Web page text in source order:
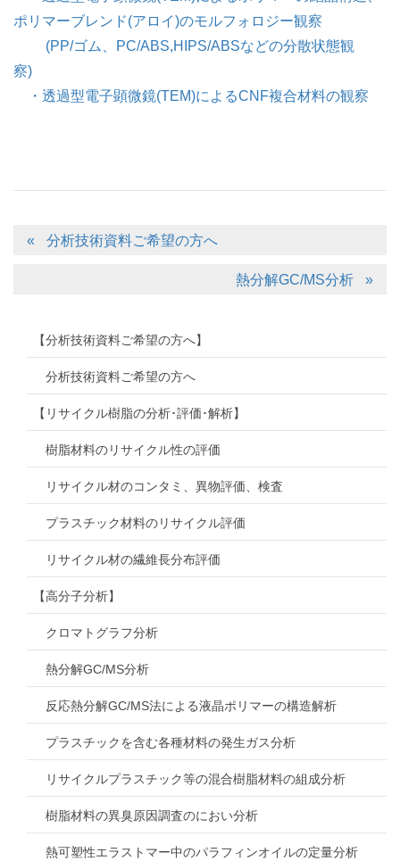
ポリマーブレンド(アロイ)のモルフォロジー観察
(PP/ゴム、PC/ABS,HIPS/ABSなどの分散状態観
察)
・透過型電子顕微鏡(TEM)によるCNF複合材料の観察
分析技術資料ご希望の方へ
熱分解GC/MS分析
【分析技術資料ご希望の方へ】
分析技術資料ご希望の方へ
【リサイクル樹脂の分析･評価･解析】
樹脂材料のリサイクル性の評価
リサイクル材のコンタミ、異物評価、検査
プラスチック材料のリサイクル評価
リサイクル材の繊維長分布評価
【高分子分析】
クロマトグラフ分析
熱分解GC/MS分析
反応熱分解GC/MS法による液晶ポリマーの構造解析
プラスチックを含む各種材料の発生ガス分析
リサイクルプラスチック等の混合樹脂材料の組成分析
樹脂材料の異臭原因調査のにおい分析
熱可塑性エラストマー中のパラフィンオイルの定量分析